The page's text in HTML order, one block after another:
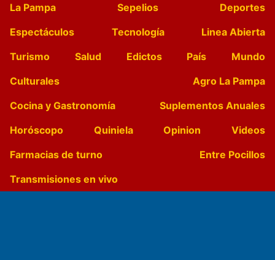
La Pampa Sepelios
Deportes
Espectáculos
Tecnología
Linea Abierta
Turismo
Salud Edictos País
Mundo
Culturales
Agro La Pampa
Cocina y Gastronomía
Suplementos Anuales
Horóscopo
Quiniela Opinion
Videos
Farmacias de turno
Entre Pocillos
Transmisiones en vivo